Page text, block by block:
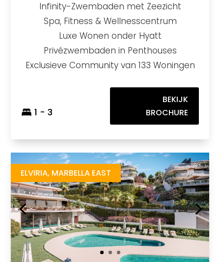
Infinity-Zwembaden met Zeezicht
Spa, Fitness & Wellnesscentrum
Luxe Wonen onder Hyatt
Privézwembaden in Penthouses
Exclusieve Community van 133 Woningen
1 - 3
BEKIJK
BROCHURE
ELVIRIA, MARBELLA EAST